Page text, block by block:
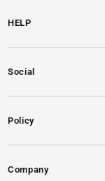
HELP
Social
Policy
Company